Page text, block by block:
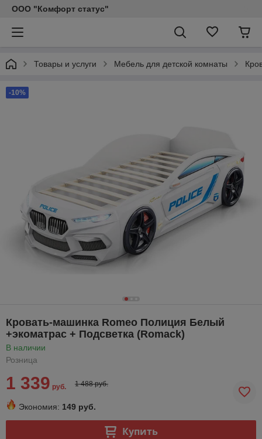
ООО "Комфорт статус"
Товары и услуги Мебель для детской комнаты
-10%
Кровать-машинка Romeo Полиция Белый
+экоматрас + Подсветка (Romack)
В наличии
Розница
1 339 руб. 1 488 руб.
Экономия: 149 руб.
Купить